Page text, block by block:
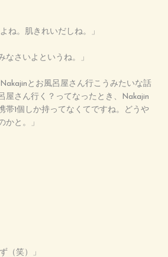
ね。肌きれいだしね。」
なさいよというね。」
とお風呂屋さん行こうみたいな話
屋さん行く？ってなったとき、Nakajin
帯1個しか持ってなくてですね。どうや
かと。」
（笑）」